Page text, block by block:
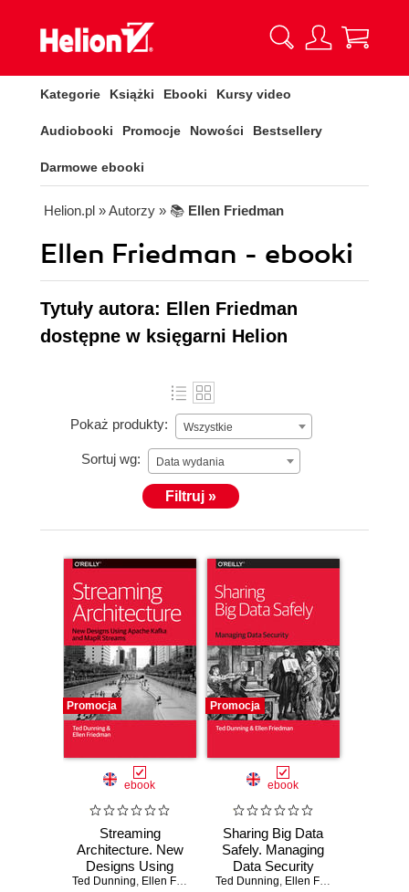
Kategorie Książki Ebooki Kursy video
Audiobooki Promocje Nowości Bestsellery
Darmowe ebooki
Helion.pl » Autorzy » 📚 Ellen Friedman
Ellen Friedman - ebooki
Tytuły autora: Ellen Friedman
dostępne w księgarni Helion
Pokaż produkty: Wszystkie
Sortuj wg: Data wydania
Filtruj »
Promocja
ebook
Streaming
Architecture. New
Designs Using
Apache Kafka and
Ted Dunning, Ellen Friedman
Promocja
ebook
Sharing Big Data
Safely. Managing
Data Security
Ted Dunning, Ellen Friedman